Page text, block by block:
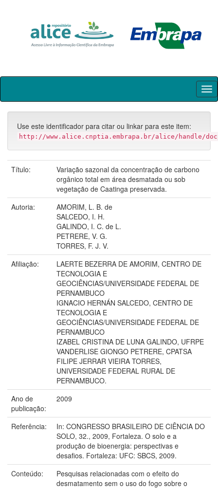
Skip
Use este identificador para citar ou linkar para este item:
http://www.alice.cnptia.embrapa.br/alice/handle/
Título:
Variação sazonal da concentração de carbono
orgânico total em área desmatada ou sob
vegetação de Caatinga preservada.
Autoria:
AMORIM, L. B. de
SALCEDO, I. H.
GALINDO, I. C. de L.
PETRERE, V. G.
TORRES, F. J. V.
Afiliação:
LAERTE BEZERRA DE AMORIM, CENTRO DE
TECNOLOGIA E
GEOCIÊNCIAS/UNIVERSIDADE FEDERAL DE
PERNAMBUCO
IGNACIO HERNÁN SALCEDO, CENTRO DE
TECNOLOGIA E
GEOCIÊNCIAS/UNIVERSIDADE FEDERAL DE
PERNAMBUCO
IZABEL CRISTINA DE LUNA GALINDO, UFRPE
VANDERLISE GIONGO PETRERE, CPATSA
FILIPE JERRAR VIEIRA TORRES,
UNIVERSIDADE FEDERAL RURAL DE
PERNAMBUCO.
Ano de
publicação:
2009
Referência:
In: CONGRESSO BRASILEIRO DE CIÊNCIA DO
SOLO, 32., 2009, Fortaleza. O solo e a
produção de bioenergia: perspectivas e
desafios. Fortaleza: UFC: SBCS, 2009.
Conteúdo:
Pesquisas relacionadas com o efeito do
desmatamento sem o uso do fogo sobre o